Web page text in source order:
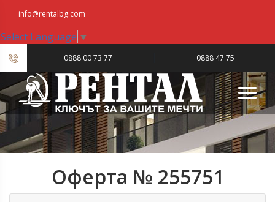
info@rentalbg.com
Select Language ▼
0888 00 73 77 0888 47 75
23
Оферта № 255751